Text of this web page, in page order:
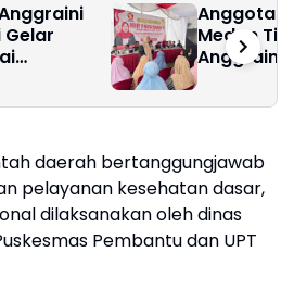
Gelar
Anggota
Medan
Anggraini
Marelan
daerah bertanggungjawab
pelayanan kesehatan dasar,
dilaksanakan oleh dinas
Pembantu dan UPT